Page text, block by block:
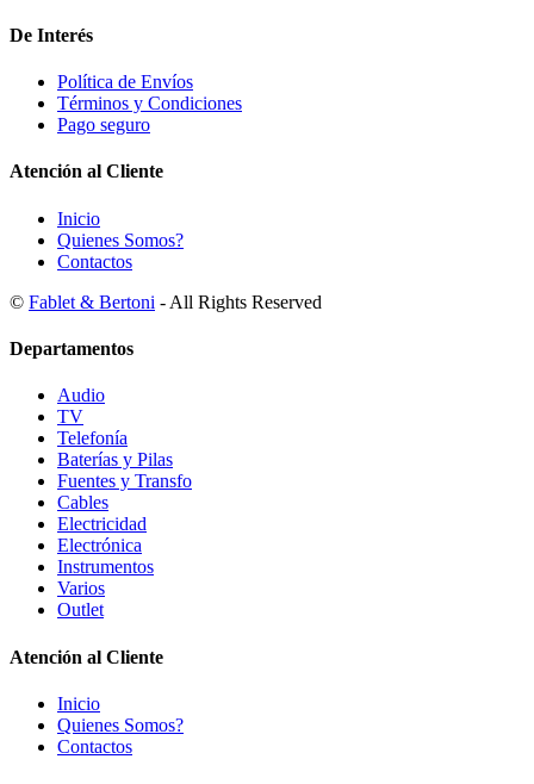
De Interés
Política de Envíos
Términos y Condiciones
Pago seguro
Atención al Cliente
Inicio
Quienes Somos?
Contactos
© Fablet & Bertoni - All Rights Reserved
Departamentos
Audio
TV
Telefonía
Baterías y Pilas
Fuentes y Transfo
Cables
Electricidad
Electrónica
Instrumentos
Varios
Outlet
Atención al Cliente
Inicio
Quienes Somos?
Contactos